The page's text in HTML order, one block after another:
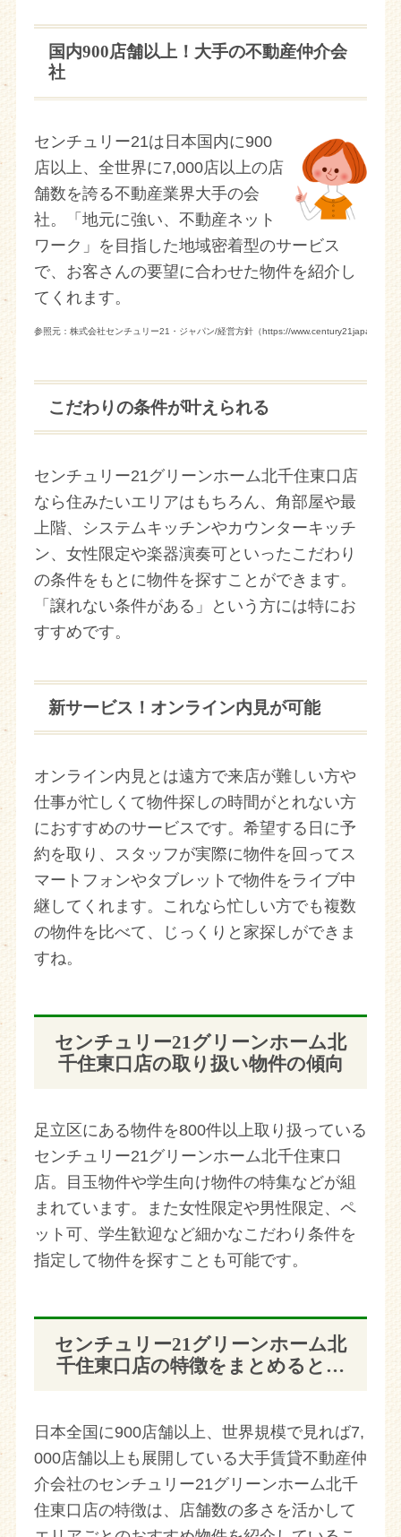
国内900店舗以上！大手の不動産仲介会
社
センチュリー21は日本国内に900
店以上、全世界に7,000店以上の店
舗数を誇る不動産業界大手の会
社。「地元に強い、不動産ネット
ワーク」を目指した地域密着型のサービス
で、お客さんの要望に合わせた物件を紹介し
てくれます。
参照元：株式会社センチュリー21・ジャパン/経営方針（https://
こだわりの条件が叶えられる
センチュリー21グリーンホーム北千住東口店
なら住みたいエリアはもちろん、角部屋や最
上階、システムキッチンやカウンターキッチ
ン、女性限定や楽器演奏可といったこだわり
の条件をもとに物件を探すことができます。
「譲れない条件がある」という方には特にお
すすめです。
新サービス！オンライン内見が可能
オンライン内見とは遠方で来店が難しい方や
仕事が忙しくて物件探しの時間がとれない方
におすすめのサービスです。希望する日に予
約を取り、スタッフが実際に物件を回ってス
マートフォンやタブレットで物件をライブ中
継してくれます。これなら忙しい方でも複数
の物件を比べて、じっくりと家探しができま
すね。
センチュリー21グリーンホーム北
千住東口店の取り扱い物件の傾向
足立区にある物件を800件以上取り扱っている
センチュリー21グリーンホーム北千住東口
店。目玉物件や学生向け物件の特集などが組
まれています。また女性限定や男性限定、ペ
ット可、学生歓迎など細かなこだわり条件を
指定して物件を探すことも可能です。
センチュリー21グリーンホーム北
千住東口店の特徴をまとめると…
日本全国に900店舗以上、世界規模で見れば7,
000店舗以上も展開している大手賃貸不動産仲
介会社のセンチュリー21グリーンホーム北千
住東口店の特徴は、店舗数の多さを活かして